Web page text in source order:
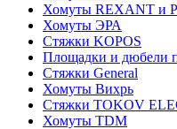
Хомуты REXANT и
Хомуты ЭРА
Стяжки KOPOS
Площадки и дюбели
Стяжки General
Хомуты Вихрь
Стяжки TOKOV
Хомуты TDM